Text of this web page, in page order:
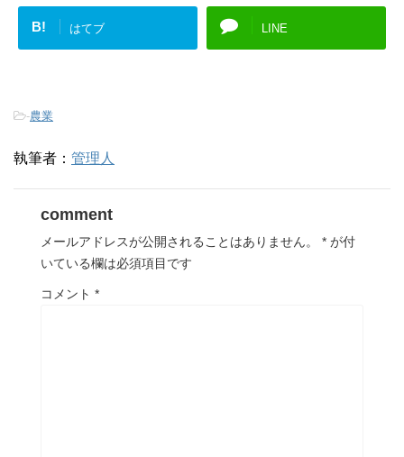
B! はてブ LINE
-農業
執筆者： 管理人
comment
メールアドレスが公開されることはありません。 * が付
いている欄は必須項目です
コメント *